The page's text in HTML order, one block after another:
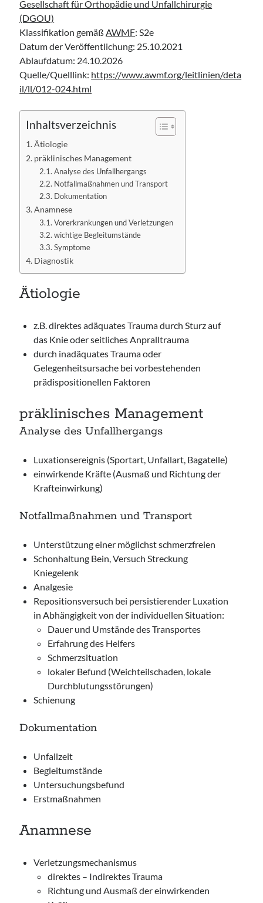
Leitlinie „Bauchschmerz bei Kindern und Jugendlichen – Bildgebende
Diagnostik“ der GPR
Leitlinie „Erbrechen im Kindes- und Jugendalter – Bildgebende
Diagnostik“ der GPR
Leitlinie „Kopfschmerzen bei Kindern und Jugendlichen – Bildgebende
Gesellschaft für Orthopädie und Unfallchirurgie
(DGOU)
Klassifikation gemäßAWMF: S2e
Datum der Veröffentlichung: 25.10.2021
Ablaufdatum: 24.10.2026
Quelle/Quelllink: https://www.awmf.org/leitlinien/deta
il/ll/012-024.html
Inhaltsverzeichnis
Ätiologie
präklinisches Management
Analyse des Unfallhergangs
Notfallmaßnahmen und Transport
Dokumentation
Anamnese
Vorerkrankungen und Verletzungen
wichtige Begleitumstände
Symptome
Diagnostik
Ätiologie
z.B. direktes adäquates Trauma durch Sturz auf
das Knie oder seitliches Anpralltrauma
durch inadäquates Trauma oder
Gelegenheitsursache bei vorbestehenden
prädispositionellen Faktoren
präklinisches Management
Analyse des Unfallhergangs
Luxationsereignis (Sportart, Unfallart, Bagatelle)
einwirkende Kräfte (Ausmaß und Richtung der
Krafteinwirkung)
Notfallmaßnahmen und Transport
Unterstützung einer möglichst schmerzfreien
Schonhaltung Bein, Versuch Streckung
Kniegelenk
Analgesie
Repositionsversuch bei persistierender Luxation
in Abhängigkeit von der individuellen Situation:
Dauer und Umstände des Transportes
Erfahrung des Helfers
Schmerzsituation
lokaler Befund (Weichteilschaden, lokale
Durchblutungsstörungen)
Schienung
Dokumentation
Unfallzeit
Begleitumstände
Untersuchungsbefund
Erstmaßnahmen
Anamnese
Verletzungsmechanismus
direktes – Indirektes Trauma
Richtung und Ausmaß der einwirkenden